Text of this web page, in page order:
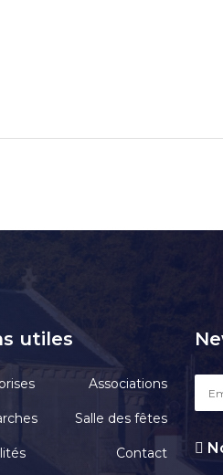
utiles
Associations
Salle des fêtes
Contact